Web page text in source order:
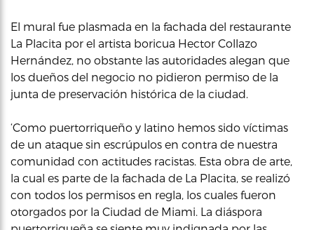
El mural fue plasmada en la fachada del restaurante
La Placita por el artista boricua Hector Collazo
Hernández, no obstante las autoridades alegan que
los dueños del negocio no pidieron permiso de la
junta de preservación histórica de la ciudad.
‘Como puertorriqueño y latino hemos sido víctimas
de un ataque sin escrúpulos en contra de nuestra
comunidad con actitudes racistas. Esta obra de arte,
la cual es parte de la fachada de La Placita, se realizó
con todos los permisos en regla, los cuales fueron
otorgados por la Ciudad de Miami. La diáspora